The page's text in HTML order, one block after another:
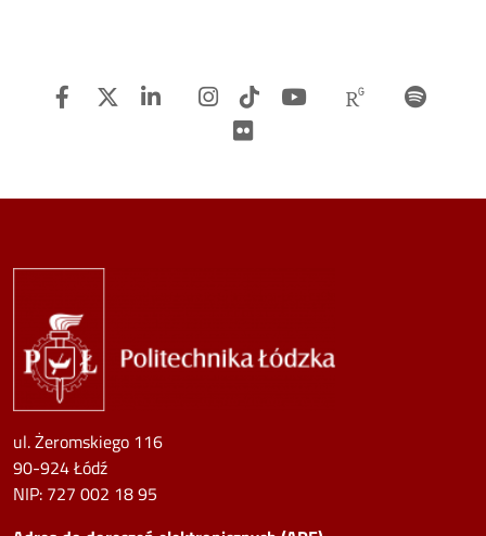
Facebook
Twitter LinkedinInstagram
TiTok Youtube
ul. Żeromskiego 116
90-924 Łódź
NIP: 727 002 18 95